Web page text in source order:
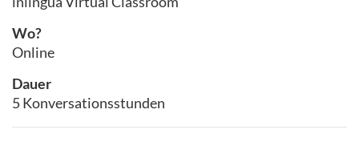
Wo?
Online
Dauer
5 Konversationsstunden